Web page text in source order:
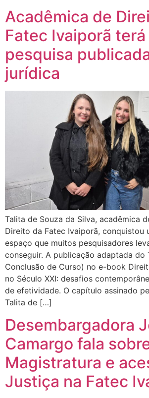
Acadêmica de
Fatec Ivaiporã terá
pesquisa
jurídica
Talita de Souza da Silva, acadêmica
Direito da Fatec Ivaiporã, conquistou
espaço que muitos pesquisadores
conseguir. A publicação adaptada do
Conclusão de Curso) no e-book
no Século XXI: desafios
de efetividade. O capítulo assinado
Talita de […]
Desembargadora
Camargo fala
Magistratura e
Justiça na Fatec